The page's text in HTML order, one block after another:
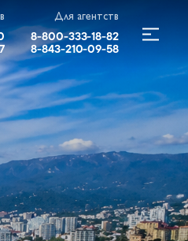
Для агентств
8-800-333-18-82
8-843-210-09-58